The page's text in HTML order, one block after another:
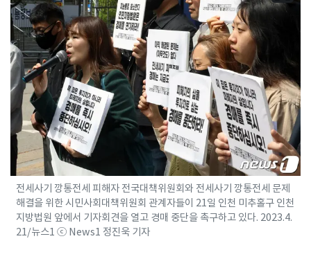
전세사기 깡통전세 피해자 전국대책위원회와 전세사기 깡통전세 문제
해결을 위한 시민사회대책위원회 관계자들이 21일 인천 미추홀구 인천
지방법원 앞에서 기자회견을 열고 경매 중단을 촉구하고 있다. 2023.4.
21/뉴스1 ⓒ News1 정진욱 기자